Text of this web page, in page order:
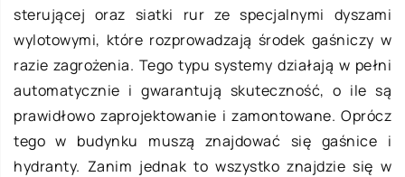
sterującej oraz siatki rur ze specjalnymi dyszami
wylotowymi, które rozprowadzają środek gaśniczy w
razie zagrożenia. Tego typu systemy działają w pełni
automatycznie i gwarantują skuteczność, o ile są
prawidłowo zaprojektowanie i zamontowane. Oprócz
tego w budynku muszą znajdować się gaśnice i
hydranty. Zanim jednak to wszystko znajdzie się w